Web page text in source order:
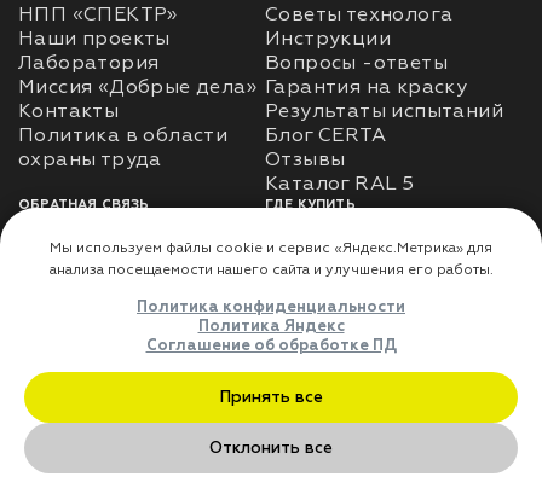
НПП «СПЕКТР»
Наши проекты
Лаборатория
Миссия «Добрые дела»
Контакты
Политика в области
Советы технолога
Инструкции
Вопросы -ответы
Гарантия на краску
Результаты испытаний
Блог CERTA
Отзывы
Каталог RAL 5
ОБРАТНАЯ СВЯЗЬ
Использование
использования личных
Оферта
ГДЕ КУПИТЬ
Доставка
Где купить
ДЛЯ ПАРТНЁРОВ
Преимущества